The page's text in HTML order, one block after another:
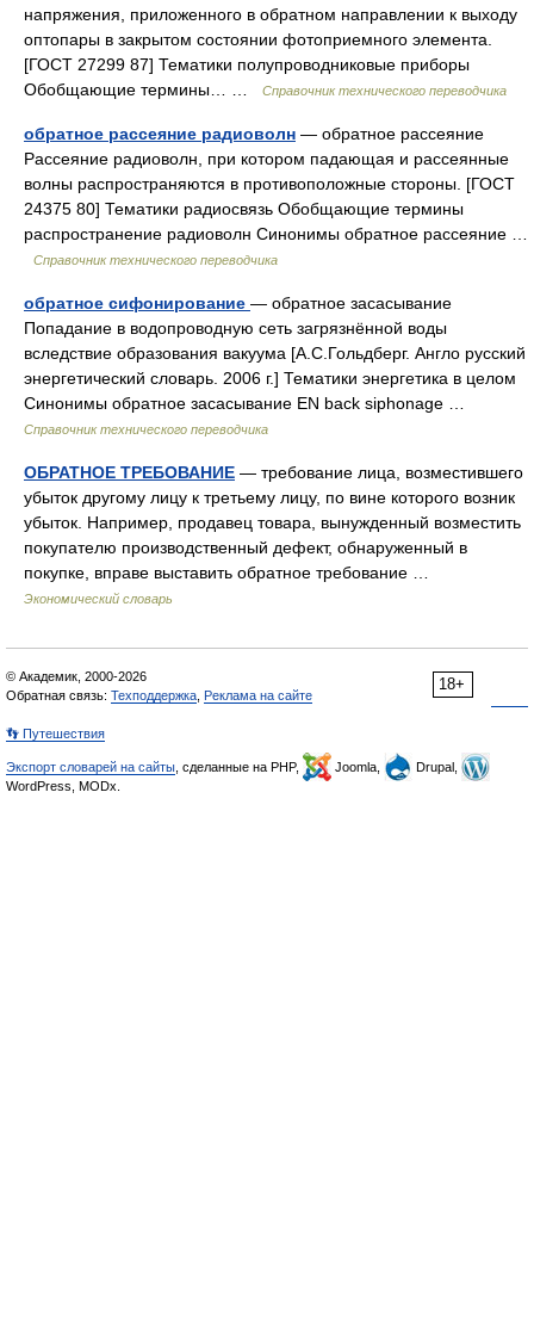
напряжения, приложенного в обратном направлении к выходу
оптопары в закрытом состоянии фотоприемного элемента.
[ГОСТ 27299 87] Тематики полупроводниковые приборы
Обобщающие термины… …
Справочник технического переводчика
обратное рассеяние радиоволн — обратное рассеяние
Рассеяние радиоволн, при котором падающая и рассеянные
волны распространяются в противоположные стороны. [ГОСТ
24375 80] Тематики радиосвязь Обобщающие термины
распространение радиоволн Синонимы обратное рассеяние …
Справочник технического переводчика
обратное сифонирование — обратное засасывание
Попадание в водопроводную сеть загрязнённой воды
вследствие образования вакуума [А.С.Гольдберг. Англо русский
энергетический словарь. 2006 г.] Тематики энергетика в целом
Синонимы обратное засасывание EN back siphonage …
Справочник технического переводчика
ОБРАТНОЕ ТРЕБОВАНИЕ — требование лица, возместившего
убыток другому лицу к третьему лицу, по вине которого возник
убыток. Например, продавец товара, вынужденный возместить
покупателю производственный дефект, обнаруженный в
покупке, вправе выставить обратное требование …
Экономический словарь
18+
© Академик, 2000-2026
Обратная связь: Техподдержка Реклама на сайте
👣 Путешествия
Экспорт словарей на сайты , сделанные на PHP, Joomla,
Drupal,
WordPress, MODx.